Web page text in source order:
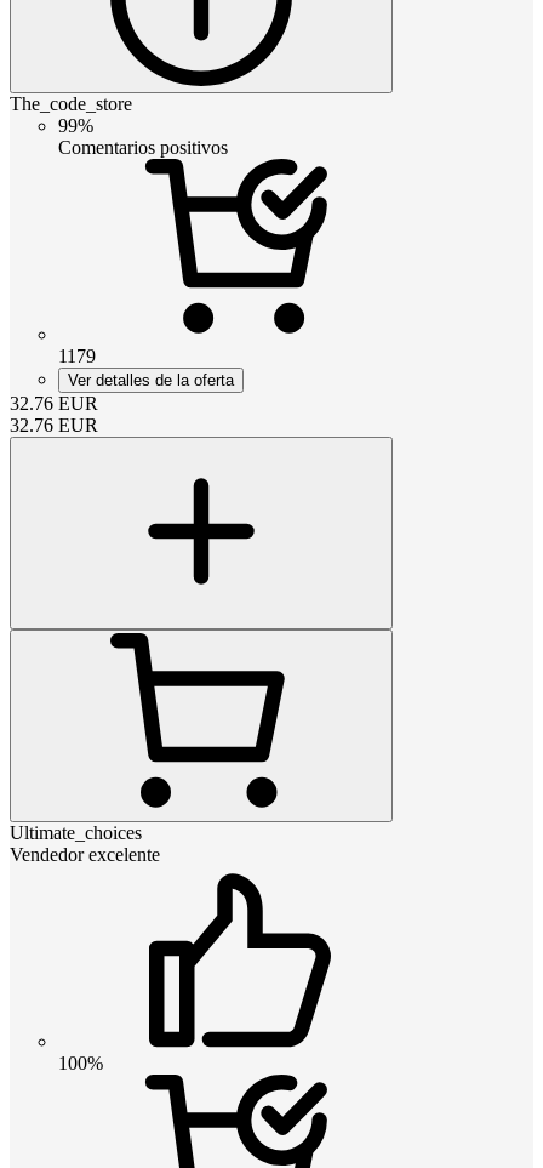
The_code_store
99%
Comentarios positivos
1179
Ver detalles de la oferta
32.76 EUR
32.76 EUR
Ultimate_choices
Vendedor excelente
100%